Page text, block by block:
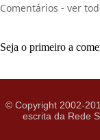
Comentários - ver
Seja o primeiro a
© Copyright 2002-
escrita da Rede